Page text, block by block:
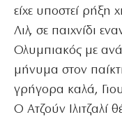
είχε υποστεί ρήξη
Λιλ, σε παιχνίδι
Ολυμπιακός με
μήνυμα στον
γρήγορα καλά,
Ο Ατζούν Ιλιτζαλί